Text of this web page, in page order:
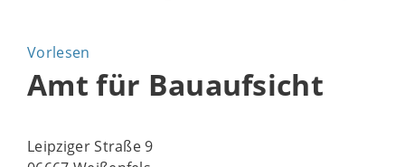
Vorlesen
Amt für Bauaufsicht
Leipziger Straße 9